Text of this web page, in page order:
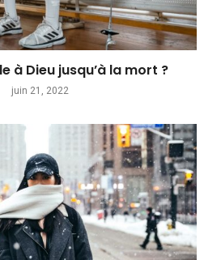
à Dieu jusqu’à la mort ?
juin 21, 2022